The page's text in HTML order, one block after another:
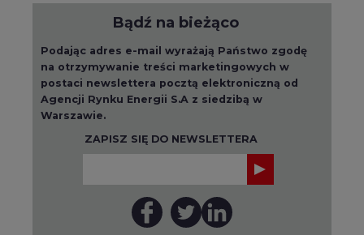
Bądź na bieżąco
Podając adres e-mail wyrażają Państwo zgodę
na otrzymywanie treści marketingowych w
postaci newslettera pocztą elektroniczną od
Agencji Rynku Energii S.A z siedzibą w
Warszawie.
ZAPISZ SIĘ DO NEWSLETTERA